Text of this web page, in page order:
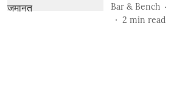
Bar & Bench
2 min read